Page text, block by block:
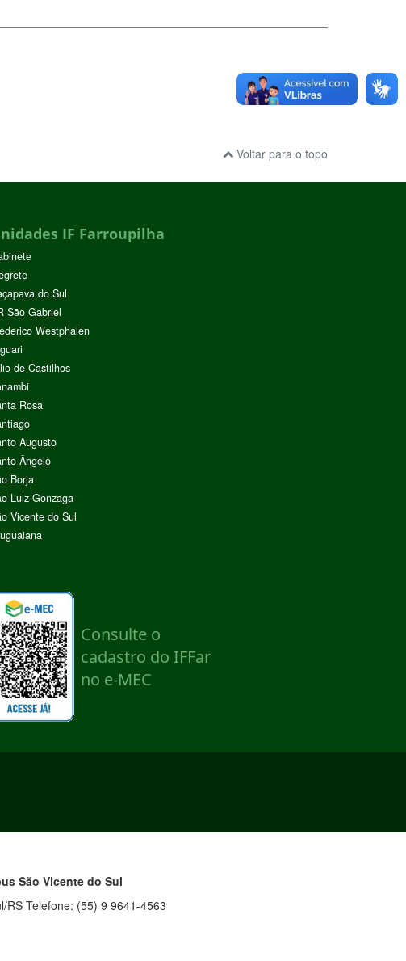
Voltar para o topo
IF Farroupilha
do Sul
São Gabriel
Westphalen
de Castilhos
Rosa
Augusto
Ângelo
Borja
Luiz Gonzaga
Vicente do Sul
São Vicente do Sul
RS Telefone: (55) 9 9641-4563